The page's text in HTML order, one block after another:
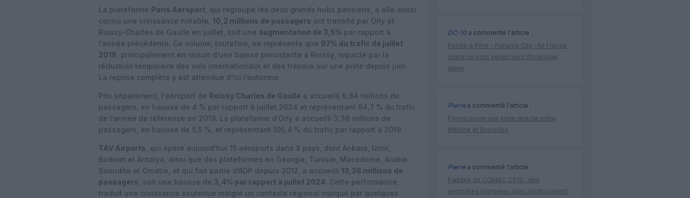
La plateforme Paris Aéroport , qui regroupe les deux grands hubs parisiens, a elle aussi
connu une croissance notable. 10,2 millions de passagers ont transité par Orly et
Roissy-Charles de Gaulle en juillet, soit une augmentation de 3,5% par rapport à
l’année précédente. Ce volume, toutefois, ne représente que 97% du trafic de juillet
2019 , principalement en raison d’une baisse persistante à Roissy, impacté par la
réduction temporaire des vols internationaux et des travaux sur une piste depuis juin.
La reprise complète y est attendue d’ici l’automne.
Pris séparément, l’aéroport de Roissy Charles de Gaulle a accueilli 6,84 millions de
passagers, en hausse de 4 % par rapport à juillet 2024 et représentant 94,7 % du trafic
de l’année de référence en 2019. La plateforme d’Orly a accueilli 3,38 millions de
passagers, en hausse de 5,5 %, et représentant 105,4 % du trafic par rapport à 2019.
TAV Airports , qui opère aujourd’hui 15 aéroports dans 8 pays, dont Ankara, Izmir,
Bodrum et Antalya, ainsi que des plateformes en Géorgie, Tunisie, Macédoine, Arabie
Saoudite et Croatie, et qui fait partie d’ADP depuis 2012, a accueilli 13,36 millions de
passagers , soit une hausse de 3,4% par rapport à juillet 2024. Cette performance
traduit une croissance soutenue malgré un contexte régional marqué par quelques
DC-10 a commenté l'article :
Pointe‑à‑Pitre – Panama City : Air France
ouvre un pont aérien vers l’Amérique
latine
Pierrea commenté l'article :
Flynas ouvre une ligne directe entre
Médine et Bruxelles
Pierrea commenté l'article :
Fiabilité du COMAC C919 : des
anomalies signalées dans un document